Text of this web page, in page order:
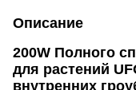
Описание
200W Полного
для растений
внутренних